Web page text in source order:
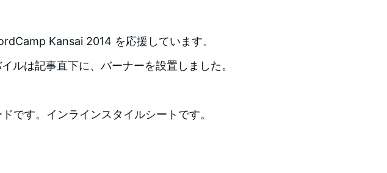
Kansai 2014 を応援しています。
ルは記事直下に、バーナーを設置しました。
です。インラインスタイルシートです。